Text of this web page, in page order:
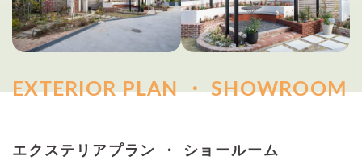
EXTERIOR PLAN ・ SHOWROOM
エクステリアプラン ・ ショールーム